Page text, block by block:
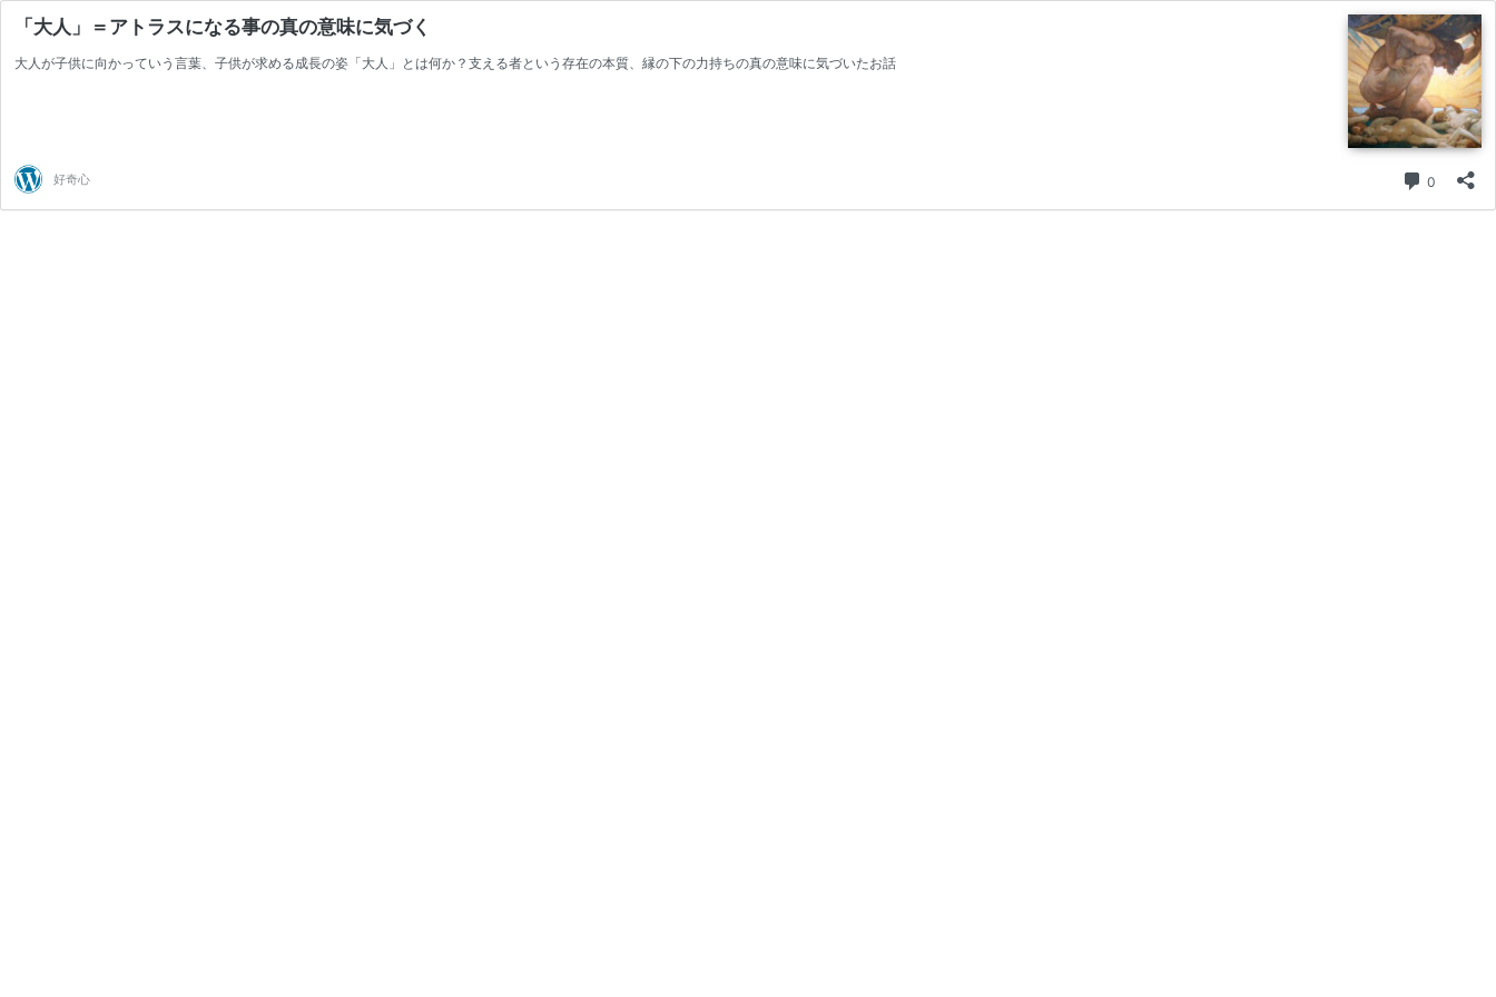
「大人」＝アトラスになる事の真の意味に気づく
大人が子供に向かっていう言葉、子供が求める成長の姿「大人」とは何か？支える者という存在の本質、縁の下の力持ちの真の意味に気づいたお話
好奇心 0 コメント